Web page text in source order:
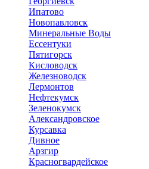
Ипатово
Новопавловск
Минеральные Воды
Ессентуки
Пятигорск
Кисловодск
Железноводск
Лермонтов
Нефтекумск
Зеленокумск
Александровское
Курсавка
Дивное
Арзгир
Красногвардейское